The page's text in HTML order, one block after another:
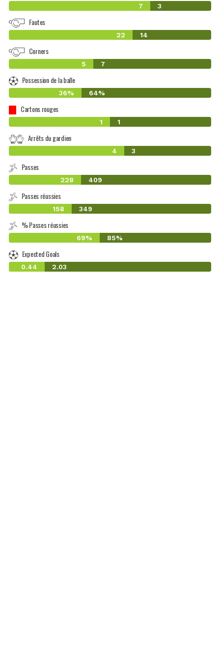
7 3
Fautes
22 14
Corners
5 7
Possession de la balle
36% 64%
Cartons rouges
1 1
Arrêts du gardien
4 3
Passes
228 409
Passes réussies
158 349
% Passes réussies
69% 85%
Expected Goals
0.44 2.03